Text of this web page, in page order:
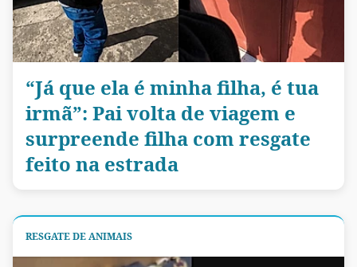
“Já que ela é minha filha, é tua
irmã”: Pai volta de viagem e
surpreende filha com resgate
feito na estrada
RESGATE DE ANIMAIS